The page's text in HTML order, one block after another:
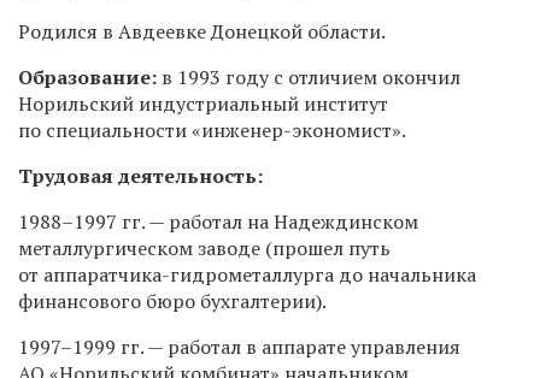
Родился в Авдеевке Донецкой области.
Образование: в 1993 годус отличием окончил
Норильский индустриальный институт
по специальности «инженер-экономист».
Трудовая деятельность:
1988–1997 гг.— работал на Надеждинском
металлургическом заводе (прошел путь
от аппаратчика-гидрометаллурга до начальника
финансового бюро бухгалтерии).
1997–1999 гг.— работал в аппарате управления
АО «Норильский комбинат» начальником